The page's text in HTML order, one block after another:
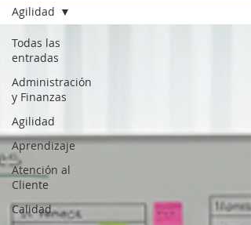
Todas las
entradas
Administración
y Finanzas
Agilidad
Aprendizaje
Atención al
Cliente
Calidad
Agilidad